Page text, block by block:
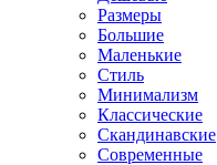
Размеры
Большие
Маленькие
Стиль
Минимализм
Классические
Скандинавские
Современные